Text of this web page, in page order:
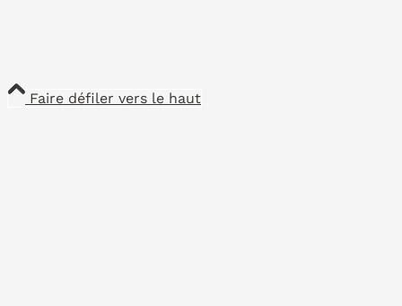
Faire défiler vers le haut